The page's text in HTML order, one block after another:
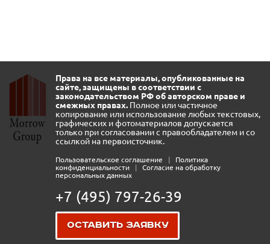
Права на все материалы, опубликованные на
сайте, защищены в соответствии с
законодательством РФ об авторском праве и
смежных правах. Полное или частичное
копирование или использование любых текстовых,
графических и фотоматериалов допускается
только при согласовании с правообладателем и со
ссылкой на первоисточник.
Пользовательское соглашение |
Политика
конфиденциальности
|
Согласие на обработку
персональных данных
+7 (495) 797-26-39
Оставить заявку